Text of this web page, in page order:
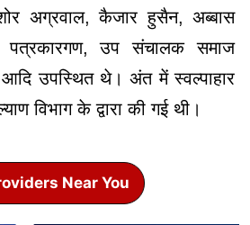
अग्रवाल, कैजार हुसैन, अब्बास
पत्रकारगण, उप संचालक समाज
आदि उपस्थित थे। अंत में स्वल्पाहार
विभाग के द्वारा की गई थी।
Near You